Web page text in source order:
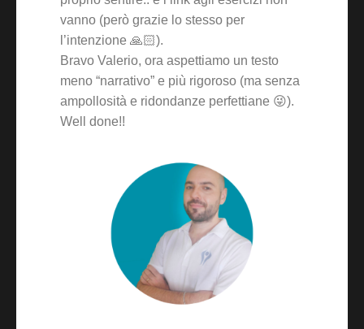
vanno (però grazie lo stesso per
l’intenzione 🙏🏻).
Bravo Valerio, ora aspettiamo un testo
meno “narrativo” e più rigoroso (ma senza
ampollosità e ridondanze perfettiane 😜).
Well done!!